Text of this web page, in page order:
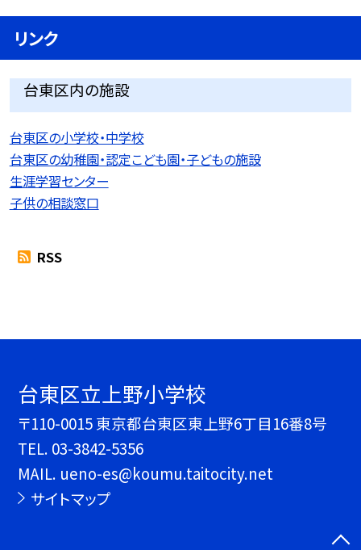
リンク
台東区内の施設
台東区の小学校・中学校
台東区の幼稚園・認定こども園・子どもの施設
生涯学習センター
子供の相談窓口
RSS
台東区立上野小学校
〒110-0015 東京都台東区東上野6丁目16番8号
TEL. 03-3842-5356
MAIL. ueno-es@koumu.taitocity.net
サイトマップ